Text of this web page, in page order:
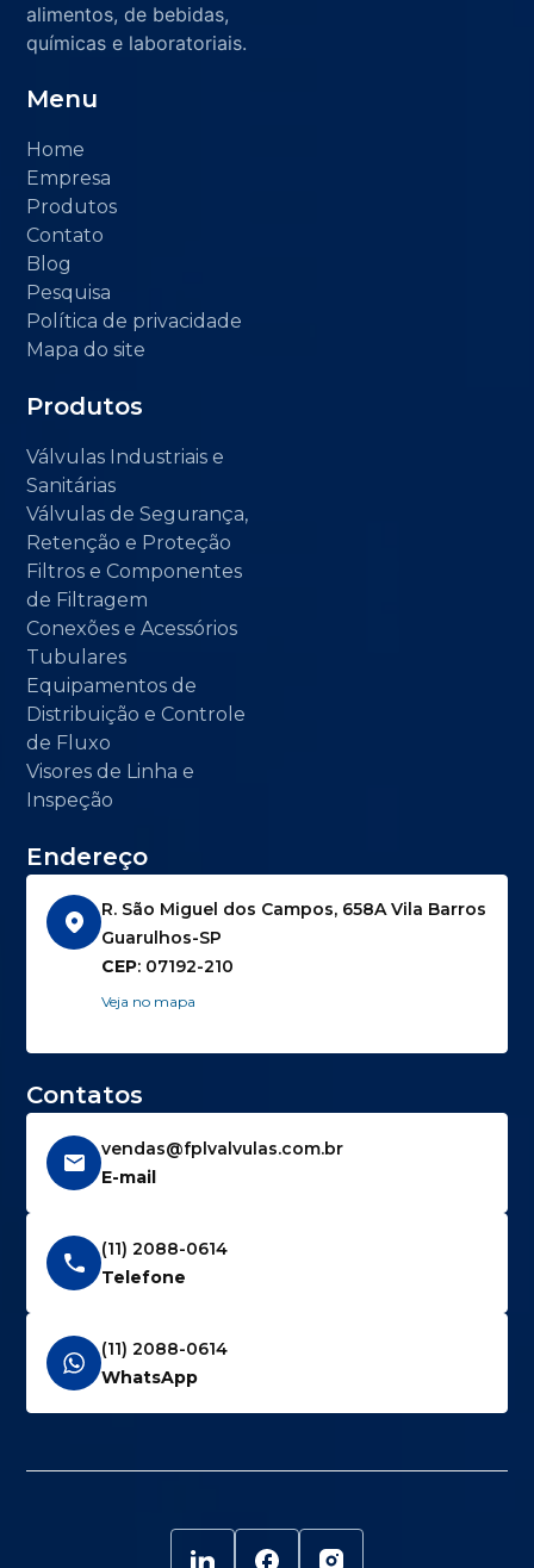
alimentos, de bebidas,
químicas e laboratoriais.
Menu
Home
Empresa
Produtos
Contato
Blog
Pesquisa
Política de privacidade
Mapa do site
Produtos
Válvulas Industriais e
Sanitárias
Válvulas de Segurança,
Retenção e Proteção
Filtros e Componentes
de Filtragem
Conexões e Acessórios
Tubulares
Equipamentos de
Distribuição e Controle
de Fluxo
Visores de Linha e
Inspeção
Endereço
R. São Miguel dos Campos, 658A Vila Barros
Guarulhos-SP
CEP: 07192-210
Veja no mapa
Contatos
vendas@fplvalvulas.com.br
E-mail
(11) 2088-0614
Telefone
(11) 2088-0614
WhatsApp